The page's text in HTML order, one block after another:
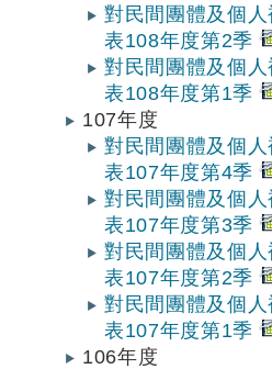
對民間團體及個
表108年度第2季
對民間團體及個
表108年度第1季
107年度
對民間團體及個
表107年度第4季
對民間團體及個
表107年度第3季
對民間團體及個
表107年度第2季
對民間團體及個
表107年度第1季
106年度